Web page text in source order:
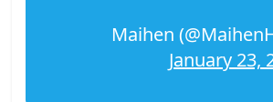
January 23,